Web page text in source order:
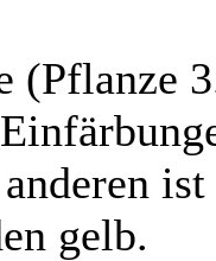
(Pflanze
gelb.